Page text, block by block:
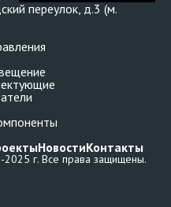
переулок, д.3 (м.
НовостиКонтакты
г. Все права защищены.